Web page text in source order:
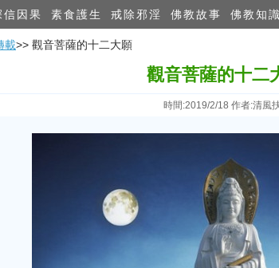
信因果 素食護生 戒除邪淫 佛教故事 佛教知識
載>> 觀音菩薩的十二大願
觀音菩薩的十二
時間:2019/2/18 作者:清風